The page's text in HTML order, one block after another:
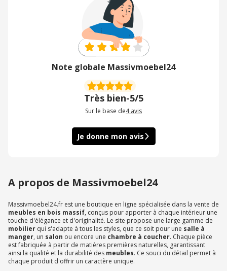
Note globale Massivmoebel24
Très bien-5/5
Sur le base de4 avis
Je donne mon avis
A propos de Massivmoebel24
Massivmoebel24.fr est une boutique en ligne spécialisée dans la vente de
meubles en bois massif, conçus pour apporter à chaque intérieur une
touche d'élégance et d'originalité. Le site propose une large gamme de
mobilier qui s'adapte à tous les styles, que ce soit pour une salle à
manger, un salon ou encore une chambre à coucher. Chaque pièce
est fabriquée à partir de matières premières naturelles, garantissant
ainsi la qualité et la durabilité des meubles. Ce souci du détail permet à
chaque produit d'offrir un caractère unique.